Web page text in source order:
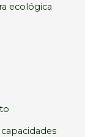
ecológica